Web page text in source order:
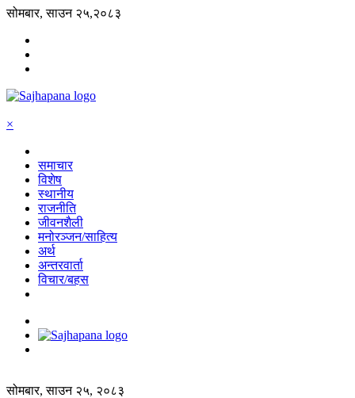
सोमबार, साउन २५,२०८३
×
समाचार
विशेष
स्थानीय
राजनीति
जीवनशैली
मनोरञ्जन/साहित्य
अर्थ
अन्तरवार्ता
विचार/बहस
सोमबार, साउन २५, २०८३